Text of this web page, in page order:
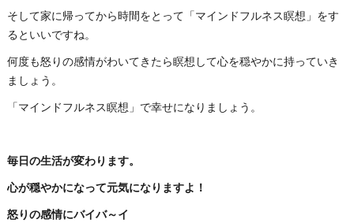
そして家に帰ってから時間をとって「マインドフルネス瞑想」をす
るといいですね。
何度も怒りの感情がわいてきたら瞑想して心を穏やかに持っていき
ましょう。
「マインドフルネス瞑想」で幸せになりましょう。
毎日の生活が変わります。
心が穏やかになって元気になりますよ！
怒りの感情にバイバ～イ